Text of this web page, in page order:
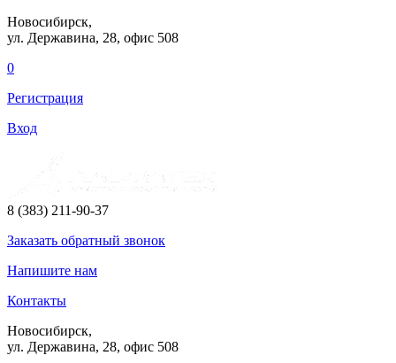
Новосибирск,
ул. Державина, 28, офис 508
0
Регистрация
Вход
8 (383) 211-90-37
Заказать обратный звонок
Напишите нам
Контакты
Новосибирск,
ул. Державина, 28, офис 508